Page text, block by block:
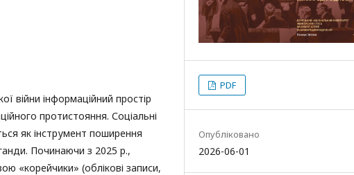
війни інформаційний простір
протистояння. Соціальні
як інструмент поширення
Починаючи з 2025 р.,
«корейчики» (облікові записи,
PDF
Опубліковано
2026-06-01